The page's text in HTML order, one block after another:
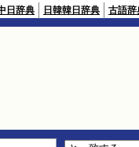
日辞典 日韓韓日辞典 古語辞